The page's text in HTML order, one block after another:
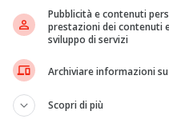
Pubblicità e contenuti
prestazioni dei contenuti
sviluppo di servizi
Archiviare informazioni
Scopri di più